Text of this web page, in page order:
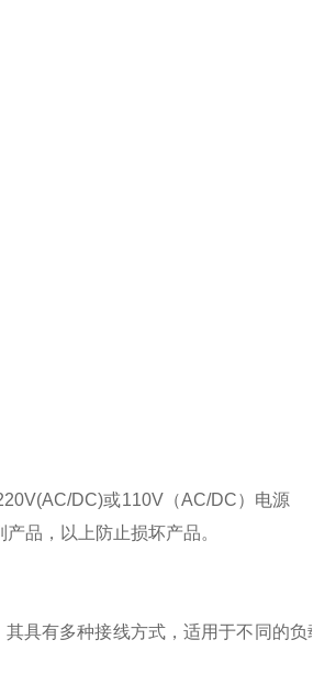
DC)或110V（AC/DC）电源
品，以上防止损坏产品。
具有多种接线方式，适用于不同的负载